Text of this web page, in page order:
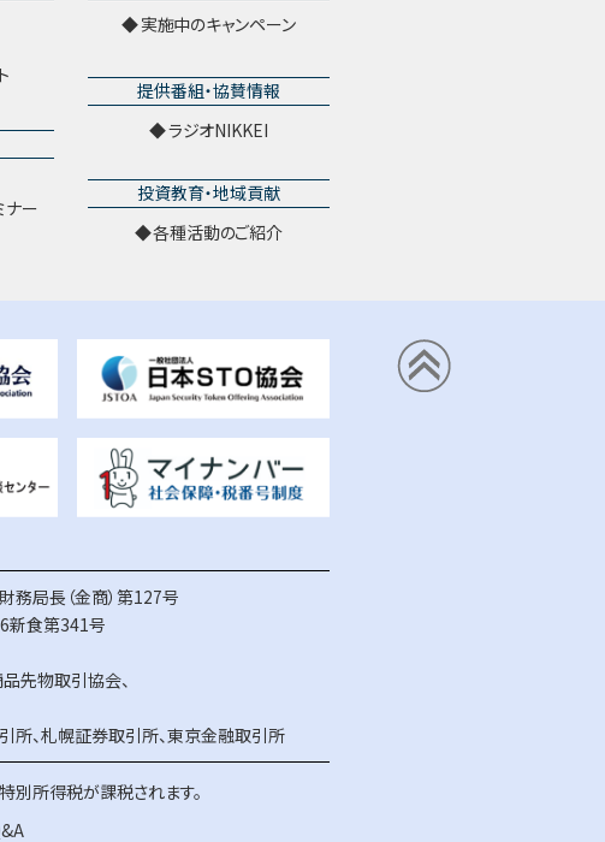
ナー
実施中のキャンペーン
提供番組・協賛情報
ラジオNIKKEI
投資教育・地域貢献
各種活動のご紹介
局長（金商）第127号
新食第341号
品先物取引協会、
所、札幌証券取引所、東京金融取引所
所得税が課税されます。